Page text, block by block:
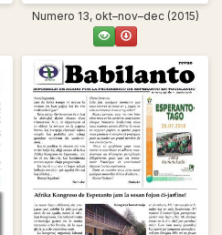
Numero 13, okt–nov–dec (2015)